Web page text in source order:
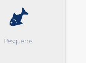
Pesqueros